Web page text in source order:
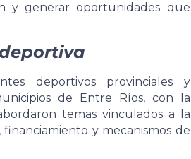
y generar oportunidades que
deportivos provinciales y
de Entre Ríos, con la
temas vinculados a la
y mecanismos de